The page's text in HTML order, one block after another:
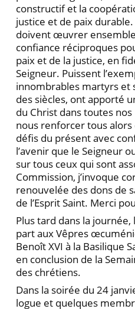
constructif et la
justice et de paix
doivent œuvrer ensemble
confiance réciproques
paix et de la justice, en
Seigneur. Puissent
in­nombrables martyrs et
des siècles, ont apporté
du Christ dans toutes
nous renfor­cer tous
défis du présent avec
l’avenir que le Seigneur
sur tous ceux qui sont
Commission, j’invoque
renouvelée des dons de
de l’Esprit Saint. Merci
Plus tard dans la
part aux Vêpres
Benoît XVI à la Basilique
en conclusion de la
des chrétiens.
Dans la soirée du 24
logue et quelques